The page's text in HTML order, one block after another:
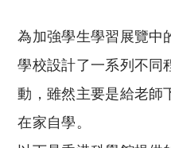
為加強學生學習展覽中
學校設計了一系列不同
動，雖然主要是給老師
在家自學。